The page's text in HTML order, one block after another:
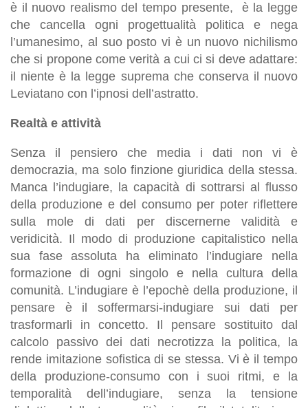
è il nuovo realismo del tempo presente, è la legge
che cancella ogni progettualità politica e nega
l’umanesimo, al suo posto vi è un nuovo nichilismo
che si propone come verità a cui ci si deve adattare:
il niente è la legge suprema che conserva il nuovo
Leviatano con l’ipnosi dell’astratto.
Realtà e attività
Senza il pensiero che media i dati non vi è
democrazia, ma solo finzione giuridica della stessa.
Manca l’indugiare, la capacità di sottrarsi al flusso
della produzione e del consumo per poter riflettere
sulla mole di dati per discernerne validità e
veridicità. Il modo di produzione capitalistico nella
sua fase assoluta ha eliminato l’indugiare nella
formazione di ogni singolo e nella cultura della
comunità. L’indugiare è l’epochè della produzione, il
pensare è il soffermarsi-indugiare sui dati per
trasformarli in concetto. Il pensare sostituito dal
calcolo passivo dei dati necrotizza la politica, la
rende imitazione sofistica di se stessa. Vi è il tempo
della produzione-consumo con i suoi ritmi, e la
temporalità dell’indugiare, senza la tensione